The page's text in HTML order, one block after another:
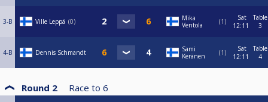
3-B Ville Leppä 0
Mika
Ventola
1
Sat
12:11
Table
3
4-B Dennis Schmandt
Sami
Keränen
1
Sat
12:11
Table
4
Round 2 Race to 6